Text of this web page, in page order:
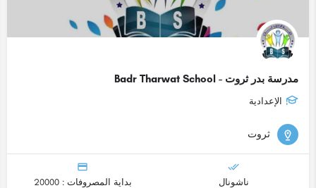
مدرسة بدر ثروت - Badr Tharwat School
الإعدادية
ثروت
ناشونال بداية المصروفات : 20000